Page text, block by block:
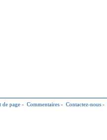
de page - Commentaires - Contactez-nous -